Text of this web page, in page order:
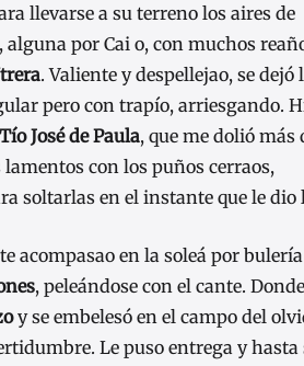
llevarse a su terreno los aires de
, alguna por Cai o, con muchos
. Valiente y despellejao, se dejó
pero con trapío, arriesgando.
Tío José de Paula, que me dolió más
con los puños cerraos,
soltarlas en el instante que le
acompasao en la soleá por
, peleándose con el cante.
y se embelesó en el campo del
Le puso entrega y